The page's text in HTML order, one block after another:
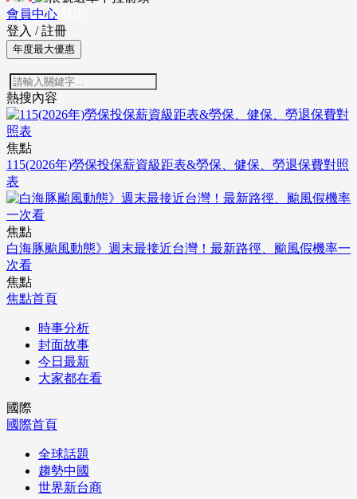
會員中心
登入 / 註冊
年度最大優惠
熱搜內容
焦點
115(2026年)勞保投保薪資級距表&勞保、健保、勞退保費對照
表
焦點
白海豚颱風動態》週末最接近台灣！最新路徑、颱風假機率一
次看
焦點
焦點首頁
時事分析
封面故事
今日最新
大家都在看
國際
國際首頁
全球話題
趨勢中國
世界新台商